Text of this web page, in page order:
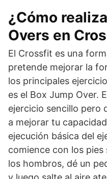
¿Cómo
Overs en
El Crossfit es una
pretende mejorar la
los principales
es el Box Jump Over.
ejercicio sencillo pero
a mejorar tu
ejecución básica del
comience con los pies
los hombros, dé un